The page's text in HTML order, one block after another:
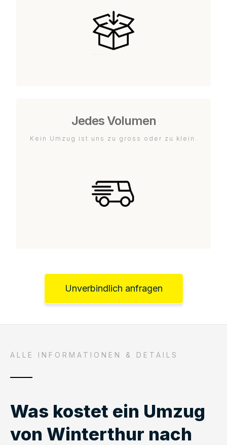
Jedes Volumen
Kein Umzug ist uns zu gross oder zu klein.
Unverbindlich anfragen
ALLE INFORMATIONEN & DETAILS
Was kostet ein Umzug
von Winterthur nach